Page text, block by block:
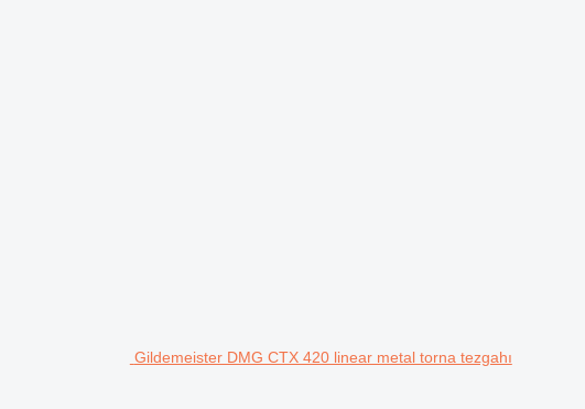
Gildemeister DMG CTX 420 linear metal torna tezgahı